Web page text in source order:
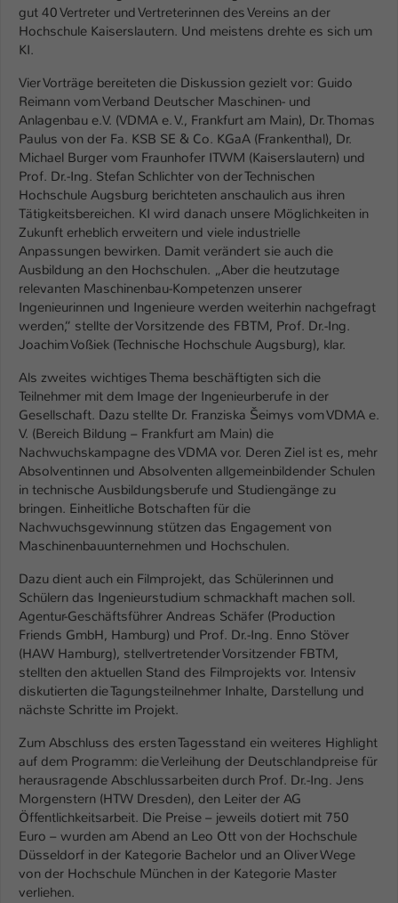
gut 40 Vertreter und Vertreterinnen des Vereins an der
Hochschule Kaiserslautern. Und meistens drehte es sich um
KI.
Vier Vorträge bereiteten die Diskussion gezielt vor: Guido
Reimann vom Verband Deutscher Maschinen- und
Anlagenbau e.V. (VDMA e. V., Frankfurt am Main), Dr. Thomas
Paulus von der Fa. KSB SE & Co. KGaA (Frankenthal), Dr.
Michael Burger vom Fraunhofer ITWM (Kaiserslautern) und
Prof. Dr.-Ing. Stefan Schlichter von der Technischen
Hochschule Augsburg berichteten anschaulich aus ihren
Tätigkeitsbereichen. KI wird danach unsere Möglichkeiten in
Zukunft erheblich erweitern und viele industrielle
Anpassungen bewirken. Damit verändert sie auch die
Ausbildung an den Hochschulen. „Aber die heutzutage
relevanten Maschinenbau-Kompetenzen unserer
Ingenieurinnen und Ingenieure werden weiterhin nachgefragt
werden,“ stellte der Vorsitzende des FBTM, Prof. Dr.-Ing.
Joachim Voßiek (Technische Hochschule Augsburg), klar.
Als zweites wichtiges Thema beschäftigten sich die
Teilnehmer mit dem Image der Ingenieurberufe in der
Gesellschaft. Dazu stellte Dr. Franziska Šeimys vom VDMA e.
V. (Bereich Bildung – Frankfurt am Main) die
Nachwuchskampagne des VDMA vor. Deren Ziel ist es, mehr
Absolventinnen und Absolventen allgemeinbildender Schulen
in technische Ausbildungsberufe und Studiengänge zu
bringen. Einheitliche Botschaften für die
Nachwuchsgewinnung stützen das Engagement von
Maschinenbauunternehmen und Hochschulen.
Dazu dient auch ein Filmprojekt, das Schülerinnen und
Schülern das Ingenieurstudium schmackhaft machen soll.
Agentur-Geschäftsführer Andreas Schäfer (Production
Friends GmbH, Hamburg) und Prof. Dr.-Ing. Enno Stöver
(HAW Hamburg), stellvertretender Vorsitzender FBTM,
stellten den aktuellen Stand des Filmprojekts vor. Intensiv
diskutierten die Tagungsteilnehmer Inhalte, Darstellung und
nächste Schritte im Projekt.
Zum Abschluss des ersten Tagesstand ein weiteres Highlight
auf dem Programm: die Verleihung der Deutschlandpreise für
herausragende Abschlussarbeiten durch Prof. Dr.-Ing. Jens
Morgenstern (HTW Dresden), den Leiter der AG
Öffentlichkeitsarbeit. Die Preise – jeweils dotiert mit 750
Euro – wurden am Abend an Leo Ott von der Hochschule
Düsseldorf in der Kategorie Bachelor und an Oliver Wege
von der Hochschule München in der Kategorie Master
verliehen.
Zweck
Einstellungen. Unter anderem eine zufällig
generierte ID, für die historische
Betreiber dies eingestellt hat.
Name fe_typo_user / PHPSESSID
Anbieter TYPO3
Laufzeit 1 Woche
Zweck
Dieses Cookie ist ein Standard-Session-
Cookie von TYPO3. Es speichert im Fall
eines Intranet-Logins die Session-ID. So
kann der eingeloggte Benutzer
wiedererkannt werden und es wird ihm
Zugang zu geschützten Bereichen
gewährt.
Name be_typo_user
Anbieter TYPO3
Laufzeit 1 Tag
Zweck
Dieser Cookie teilt der Webseite mit, ob
angemeldet ist und Rechte besitzt diese
zu verwalten.